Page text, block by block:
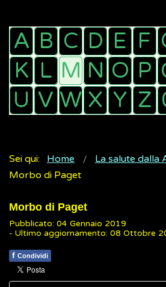
Sei qui: Home La salute dalla
Morbo di Paget
Morbo di Paget
Pubblicato: 04 Gennaio 2019
- Ultimo aggiornamento: 08 Ottobre
f Condividi